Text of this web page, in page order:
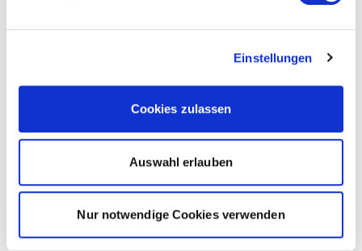
Einstellungen
Cookies zulassen
Auswahl erlauben
Nur notwendige Cookies verwenden